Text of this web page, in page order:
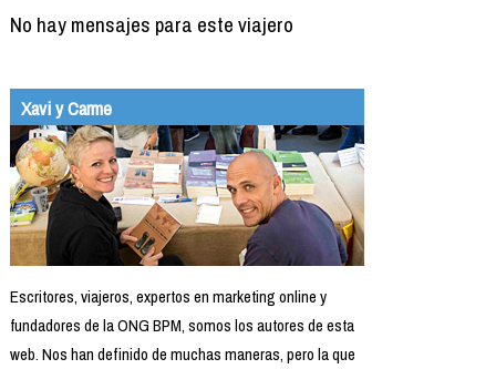
No hay mensajes para este viajero
Xavi y Carme
Escritores, viajeros, expertos en marketing online y
fundadores de la ONG BPM, somos los autores de esta
web. Nos han definido de muchas maneras, pero la que